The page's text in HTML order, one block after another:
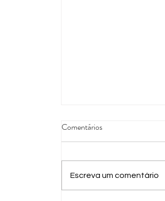
Comentários
Escreva um comentário